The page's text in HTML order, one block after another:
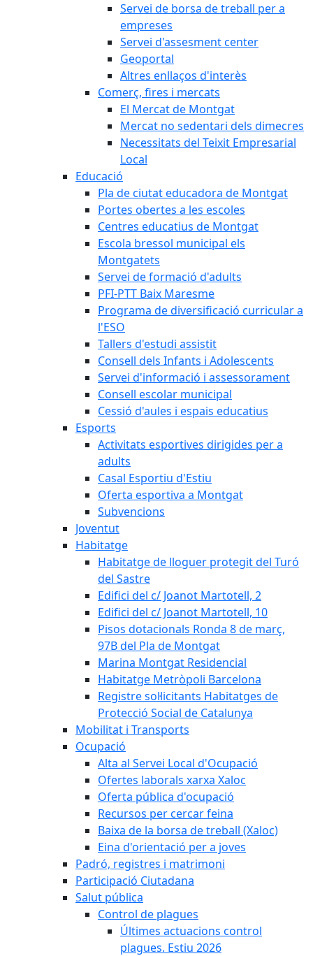
Servei de borsa de treball per a
empreses
Servei d'assesment center
Geoportal
Altres enllaços d'interès
Comerç, fires i mercats
El Mercat de Montgat
Mercat no sedentari dels dimecres
Necessitats del Teixit Empresarial
Local
Educació
Pla de ciutat educadora de Montgat
Portes obertes a les escoles
Centres educatius de Montgat
Escola bressol municipal els
Montgatets
Servei de formació d'adults
PFI-PTT Baix Maresme
Programa de diversificació curricular a
l'ESO
Tallers d'estudi assistit
Consell dels Infants i Adolescents
Servei d'informació i assessorament
Consell escolar municipal
Cessió d'aules i espais educatius
Esports
Activitats esportives dirigides per a
adults
Casal Esportiu d'Estiu
Oferta esportiva a Montgat
Subvencions
Joventut
Habitatge
Habitatge de lloguer protegit del Turó
del Sastre
Edifici del c/ Joanot Martotell, 2
Edifici del c/ Joanot Martotell, 10
Pisos dotacionals Ronda 8 de març,
97B del Pla de Montgat
Marina Montgat Residencial
Habitatge Metròpoli Barcelona
Registre sol·licitants Habitatges de
Protecció Social de Catalunya
Mobilitat i Transports
Ocupació
Alta al Servei Local d'Ocupació
Ofertes laborals xarxa Xaloc
Oferta pública d'ocupació
Recursos per cercar feina
Baixa de la borsa de treball (Xaloc)
Eina d'orientació per a joves
Padró, registres i matrimoni
Participació Ciutadana
Salut pública
Control de plagues
Últimes actuacions control
plagues. Estiu 2026